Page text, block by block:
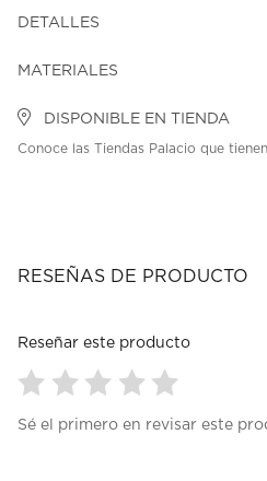
DETALLES
MATERIALES
DISPONIBLE EN TIENDA
Conoce las Tiendas Palacio que
RESEÑAS DE PRODUCTO
Reseñar este producto
paraparaparaparapara
Sé el primero en revisar este